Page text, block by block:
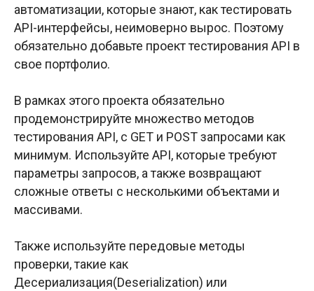
автоматизации, которые знают, как тестировать
API-интерфейсы, неимоверно вырос. Поэтому
обязательно добавьте проект тестирования API в
свое портфолио.
В рамках этого проекта обязательно
продемонстрируйте множество методов
тестирования API, с GET и POST запросами как
минимум. Используйте API, которые требуют
параметры запросов, а также возвращают
сложные ответы с несколькими объектами и
массивами.
Также используйте передовые методы
проверки, такие как
Десериализация(Deserialization) или